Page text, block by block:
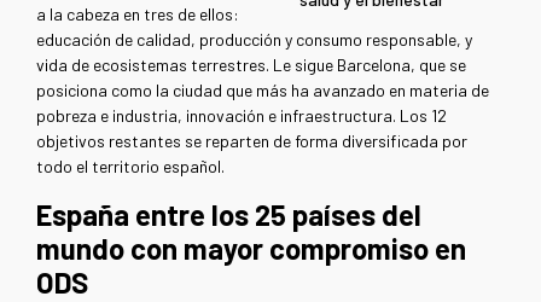
a la cabeza en tres de ellos:
educación de calidad, producción y consumo responsable, y
vida de ecosistemas terrestres. Le sigue Barcelona, que se
posiciona como la ciudad que más ha avanzado en materia de
pobreza e industria, innovación e infraestructura. Los 12
objetivos restantes se reparten de forma diversificada por
todo el territorio español.
España entre los 25 países del
mundo con mayor compromiso en
ODS